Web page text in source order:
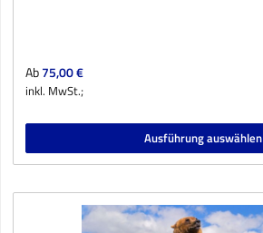
Regulärer Preis:
Ab75,00 €
inkl. MwSt.;
Ausführung auswählen